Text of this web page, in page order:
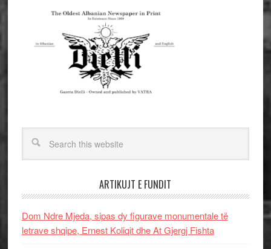
ARTIKUJT E FUNDIT
Dom Ndre Mjeda, sipas dy figurave monumentale të
letrave shqipe, Ernest Koliqit dhe At Gjergj Fishta